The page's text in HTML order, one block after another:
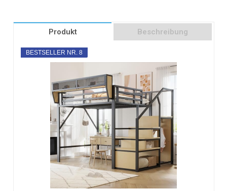
Produkt Beschreibung
BESTSELLER NR. 8